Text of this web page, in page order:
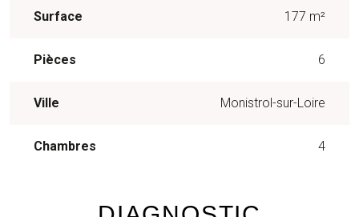
Surface 177 m²
Pièces 6
Ville Monistrol-sur-Loire
Chambres 4